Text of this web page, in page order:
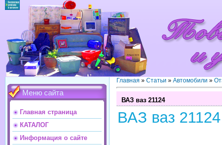
Меню сайта
Главная страница
КАТАЛОГ
Информация о сайте
Главная » Статьи » Автомобили »
ВАЗ ваз 21124
ВАЗ ваз 21124